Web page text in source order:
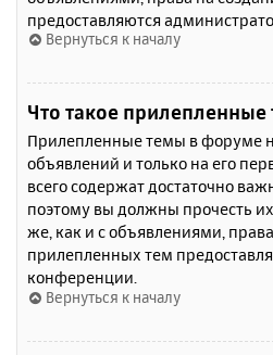
предоставляются
Вернуться к началу
Что такое
Прилепленные темы в форуме
объявлений и только на его
всего содержат достаточно
поэтому вы должны прочесть
же, как и с объявлениями,
прилепленных тем
конференции.
Вернуться к началу